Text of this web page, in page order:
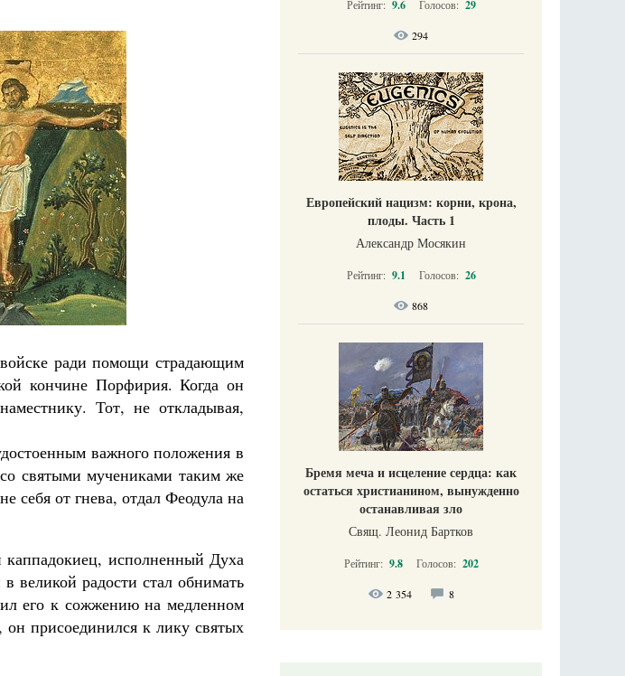
ради помощи страдающим
кончине Порфирия. Когда он
Тот, не откладывая,
важного положения в
святыми мучениками таким же
себя от гнева, отдал Феодула на
исполненный Духа
великой радости стал обнимать
его к сожжению на медленном
он присоединился к лику святых
Рейтинг: 9.6 Голосов: 29
294
Европейский нацизм: корни, крона,
плоды. Часть 1
Александр Мосякин
Рейтинг: 9.1 Голосов: 26
868
Бремя меча и исцеление сердца: как
остаться христианином, вынужденно
останавливая зло
Свящ. Леонид Бартков
Рейтинг: 9.8 Голосов: 202
2 354 8